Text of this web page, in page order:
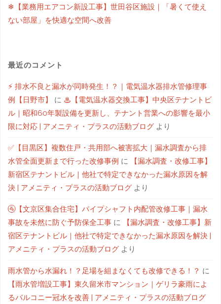
❄【業務用エアコン新設工事】世田谷区施設｜「暑くて使え
ない部屋」を快適な空間へ改善
最近のコメント
⚡ 排水不良と漏水が同時発生！？｜電気温水器排水管修理事
例【日野市】
に ♨【電気温水器交換工事】中央区テナントビ
ル｜昭和60年製設備を更新し、テナント営業への影響を最小
限に対応 | アメニティ・プラスの活動ブログ より
✅【目黒区】複数住戸・共用部へ被害拡大｜漏水調査から排
水管全面更新まで行った改修事例 に
【漏水調査・改修工事】
新宿区テナントビル｜他社で特定できなかった漏水原因を解
決 | アメニティ・プラスの活動ブログ より
🚰【文京区集合住宅】パイプシャフト内配管改修工事｜漏水
事故を未然に防ぐ予防保全工事 に
【漏水調査・改修工事】新
宿区テナントビル｜他社で特定できなかった漏水原因を解決 |
アメニティ・プラスの活動ブログ より
雨水管から水漏れ！？足場を組まなくても改修できる！？ に
【雨水管増設工事】東久留米市マンション｜ゲリラ豪雨によ
るバルコニー冠水を改善 | アメニティ・プラスの活動ブログ